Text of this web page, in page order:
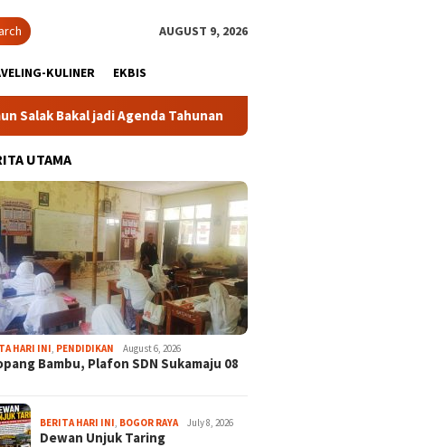
AUGUST 9, 2026
KULINER EKBIS
Agenda Tahunan Gabpeknas Dukung Ridwan Rusliadi
UTAMA
HARI INI PENDIDIKAN August 6, 2026
Bambu, Plafon SDN Sukamaju 08
BERITA HARI INI BOGOR RAYA July 8, 2026
Dewan Unjuk Taring